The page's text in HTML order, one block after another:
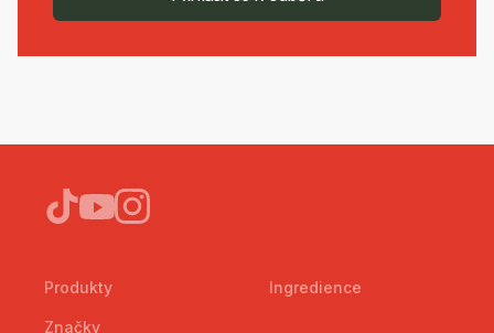
Produkty
Značky
Ingredience